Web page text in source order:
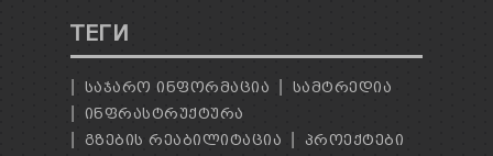
ТЕГИ
ᲡᲐᲯᲐᲠᲝ ᲘᲜᲤᲝᲠᲛᲐᲪᲘᲐ
ᲡᲐᲛᲢᲠᲔᲓᲘᲐ
ᲘᲜᲤᲠᲐᲡᲢᲠᲣᲥᲢᲣᲠᲐ
ᲒᲖᲔᲑᲘᲡ ᲠᲔᲐᲑᲘᲚᲘᲢᲐᲪᲘᲐ
ᲞᲠᲝᲔᲥᲢᲔᲑᲘ